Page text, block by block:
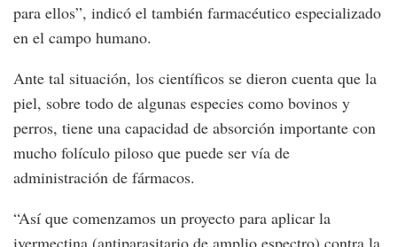
para ellos”, indicó el también farmacéutico especializado
en el campo humano.
Ante tal situación, los científicos se dieron cuenta que la
piel, sobre todo de algunas especies como bovinos y
perros, tiene una capacidad de absorción importante con
mucho folículo piloso que puede ser vía de
administración de fármacos.
“Así que comenzamos un proyecto para aplicar la